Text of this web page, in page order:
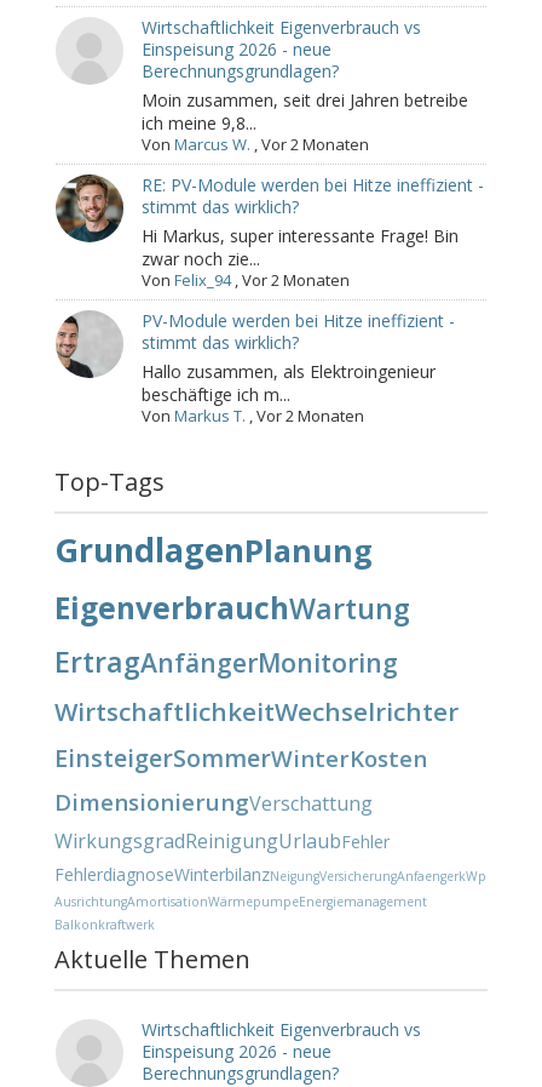
Wirtschaftlichkeit Eigenverbrauch vs
Einspeisung 2026 - neue
Berechnungsgrundlagen?
Moin zusammen, seit drei Jahren betreibe
ich meine 9,8...
VonMarcus W. ,Vor 2 Monaten
RE: PV-Module werden bei Hitze ineffizient -
stimmt das wirklich?
Hi Markus, super interessante Frage! Bin
zwar noch zie...
VonFelix_94 ,Vor 2 Monaten
PV-Module werden bei Hitze ineffizient -
stimmt das wirklich?
Hallo zusammen, als Elektroingenieur
beschäftige ich m...
VonMarkus T. ,Vor 2 Monaten
Top-Tags
GrundlagenPlanung
EigenverbrauchWartung
ErtragAnfängerMonitoring
WirtschaftlichkeitWechselrichter
EinsteigerSommerWinterKosten
DimensionierungVerschattung
WirkungsgradReinigungUrlaubFehler
FehlerdiagnoseWinterbilanzNeigungVersicherungAnfaengerkWp
AusrichtungAmortisationWärmepumpeEnergiemanagement
Balkonkraftwerk
Aktuelle Themen
Wirtschaftlichkeit Eigenverbrauch vs
Einspeisung 2026 - neue
Berechnungsgrundlagen?